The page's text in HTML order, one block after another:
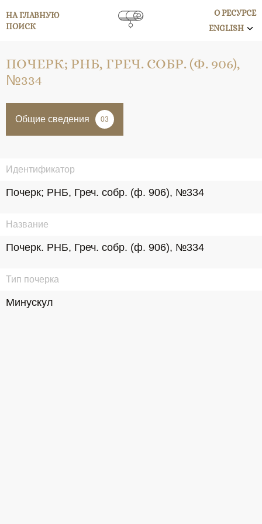
НА ГЛАВНУЮ
ПОИСК
О РЕСУРСЕ
ENGLISH
ПОЧЕРК; РНБ, ГРЕЧ. СОБР. (Ф. 906),
№334
Общие сведения 03
Идентификатор
Почерк; РНБ, Греч. собр. (ф. 906), №334
Название
Почерк. РНБ, Греч. собр. (ф. 906), №334
Тип почерка
Минускул